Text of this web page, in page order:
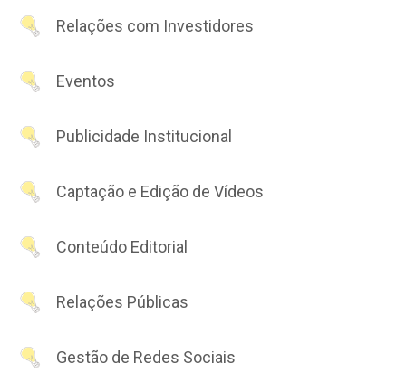
Relações com Investidores
Eventos
Publicidade Institucional
Captação e Edição de Vídeos
Conteúdo Editorial
Relações Públicas
Gestão de Redes Sociais